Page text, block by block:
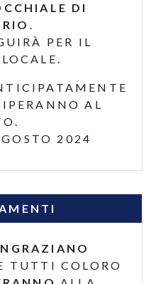
DI
.
PER IL
AL
2024
TUTTI COLORO